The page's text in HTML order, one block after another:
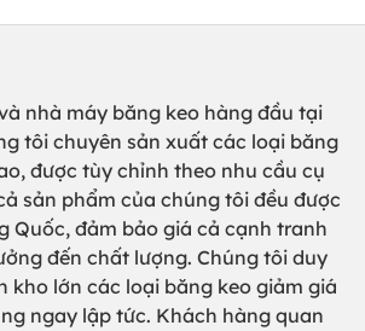
nhà máy băng keo hàng đầu tại
tôi chuyên sản xuất các loại băng
được tùy chỉnh theo nhu cầu cụ
sản phẩm của chúng tôi đều được
Quốc, đảm bảo giá cả cạnh tranh
đến chất lượng. Chúng tôi duy
kho lớn các loại băng keo giảm giá
ngay lập tức. Khách hàng quan